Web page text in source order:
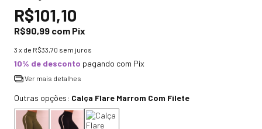
R$101,10
R$90,99 com Pix
3 x de R$33,70 sem juros
10% de desconto pagando com Pix
Ver mais detalhes
Outras opções: Calça Flare Marrom Com Filete